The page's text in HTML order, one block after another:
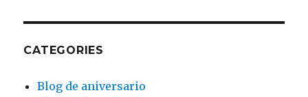
CATEGORIES
Blog de aniversario